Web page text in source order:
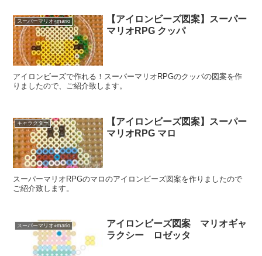
スーパーマリオ⭐︎mario
【アイロンビーズ図案】スーパー
マリオRPG クッパ
アイロンビーズで作れる！スーパーマリオRPGのクッパの図案を作
りましたので、ご紹介致します。
キャラクター
【アイロンビーズ図案】スーパー
マリオRPG マロ
スーパーマリオRPGのマロのアイロンビーズ図案を作りましたので
ご紹介致します。
スーパーマリオ⭐︎mario
アイロンビーズ図案 マリオギャ
ラクシー ロゼッタ